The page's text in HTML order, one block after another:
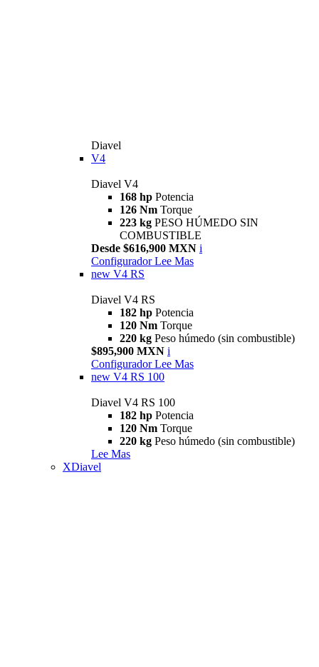
Diavel
V4
Diavel V4
168 hp Potencia
126 Nm Torque
223 kg PESO HÚMEDO SIN
COMBUSTIBLE
Desde $616,900 MXN i
Configurador Lee Mas
new V4 RS
Diavel V4 RS
182 hp Potencia
120 Nm Torque
220 kg Peso húmedo (sin combustible)
$895,900 MXN i
Configurador Lee Mas
new V4 RS 100
Diavel V4 RS 100
182 hp Potencia
120 Nm Torque
220 kg Peso húmedo (sin combustible)
Lee Mas
XDiavel